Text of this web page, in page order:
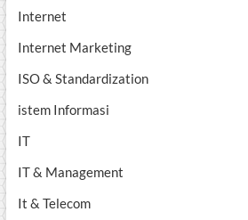
Internet
Internet Marketing
ISO & Standardization
istem Informasi
IT
IT & Management
It & Telecom